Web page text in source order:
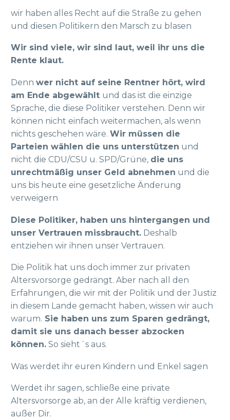
wir haben alles Recht auf die Straße zu gehen
und diesen Politikern den Marsch zu blasen
Wir sind viele, wir sind laut, weil ihr uns die
Rente klaut.
Denn wer nicht auf seine Rentner hört, wird
am Ende abgewählt und das ist die einzige
Sprache, die diese Politiker verstehen. Denn wir
können nicht einfach weitermachen, als wenn
nichts geschehen wäre. Wir müssen die
Parteien wählen die uns unterstützen und
nicht die CDU/CSU u. SPD/Grüne, die uns
unrechtmäßig unser Geld abnehmen und die
uns bis heute eine gesetzliche Änderung
verweigern
Diese Politiker, haben uns hintergangen und
unser Vertrauen missbraucht. Deshalb
entziehen wir ihnen unser Vertrauen.
Die Politik hat uns doch immer zur privaten
Altersvorsorge gedrängt. Aber nach all den
Erfahrungen, die wir mit der Politik und der Justiz
in diesem Lande gemacht haben, wissen wir auch
warum. Sie haben uns zum Sparen gedrängt,
damit sie uns danach besser abzocken
können. So sieht´s aus.
Was werdet ihr euren Kindern und Enkel sagen
Werdet ihr sagen, schließe eine private
Altersvorsorge ab, an der Alle kräftig verdienen,
außer Dir.